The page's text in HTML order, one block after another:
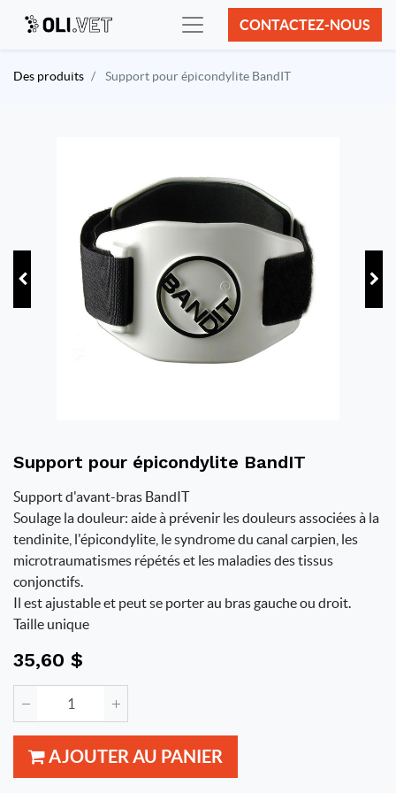
CONTACTEZ-NOUS
Des produits Support pour épicondylite BandIT
Support pour épicondylite BandIT
Support d'avant-bras BandIT
Soulage la douleur: aide à prévenir les douleurs associées à la
tendinite, l'épicondylite, le syndrome du canal carpien, les
microtraumatismes répétés et les maladies des tissus
conjonctifs.
Il est ajustable et peut se porter au bras gauche ou droit.
Taille unique
35,60 $
AJOUTER AU PANIER